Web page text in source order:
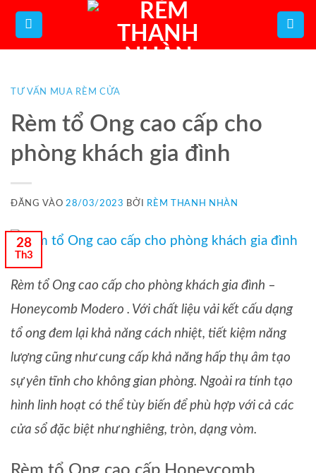
qua
TƯ VẤN MUA RÈM CỬA
Rèm tổ Ong cao cấp cho
phòng khách gia đình
ĐĂNG VÀO28/03/2023 BỞI RÈM THANH NHÀN
28
Th3
Rèm tổ Ong cao cấp cho phòng khách gia đình –
Honeycomb Modero . Với chất liệu vải kết cấu dạng
tổ ong đem lại khả năng cách nhiệt, tiết kiệm năng
lượng cũng như cung cấp khả năng hấp thụ âm tạo
sự yên tĩnh cho không gian phòng. Ngoài ra tính tạo
hình linh hoạt có thể tùy biến để phù hợp với cả các
cửa sổ đặc biệt như nghiêng, tròn, dạng vòm.